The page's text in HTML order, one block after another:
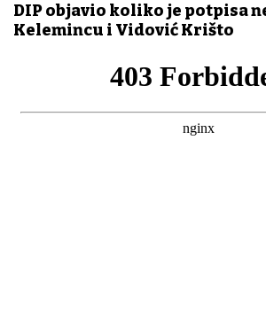
DIP objavio koliko je potpisa
Kelemincu i Vidović Krišto